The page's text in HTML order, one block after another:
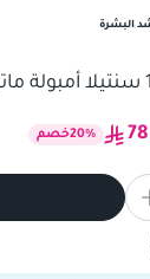
البشرة
20% خصم